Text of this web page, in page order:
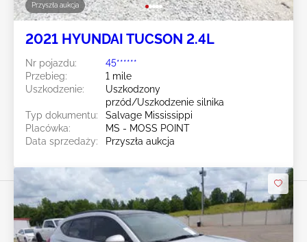
Przyszła aukcja
2021 HYUNDAI TUCSON 2.4L
Nr pojazdu:
45******
Przebieg:
1 mile
Uszkodzenie:
Uszkodzony
przód/Uszkodzenie silnika
Typ dokumentu:
Salvage Mississippi
Placówka:
MS - MOSS POINT
Data sprzedaży:
Przyszła aukcja